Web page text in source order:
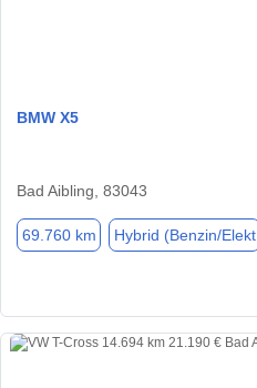
BMW X5
Bad Aibling, 83043
69.760 km Hybrid (Benzin/Elekt